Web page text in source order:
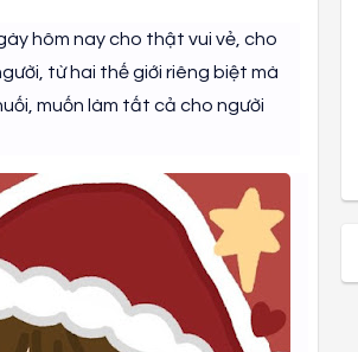
hôm nay cho thật vui vẻ, cho
từ hai thế giới riêng biệt mà
muốn làm tất cả cho người